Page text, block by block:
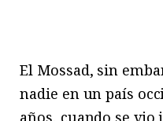
El Mossad, sin
nadie en un país
años, cuando se